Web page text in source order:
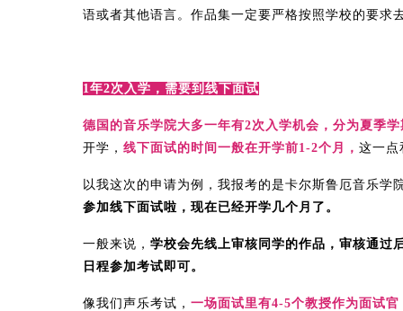
语或者其他语言。作品集一定要严格按照学校的要求
1年2次入学，需要到线下面试
德国的音乐学院大多一年有2次入学机会，分为夏季
开学， 线下面试的时间一般在开学前1-2个月， 这一点
以我这次的申请为例，我报考的是卡尔斯鲁厄音乐学
参加线下面试啦，现在已经开学几个月了。
一般来说， 学校会先线上审核同学的作品，审核通过
日程参加考试即可。
像我们声乐考试， 一场面试里有4-5个教授作为面试官